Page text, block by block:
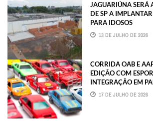
JAGUARIÚNA SERÁ
DE SP A
PARA IDOSOS
13 DE JULHO DE 2026
CORRIDA OAB E
EDIÇÃO COM
INTEGRAÇÃO EM
17 DE JULHO DE 2026